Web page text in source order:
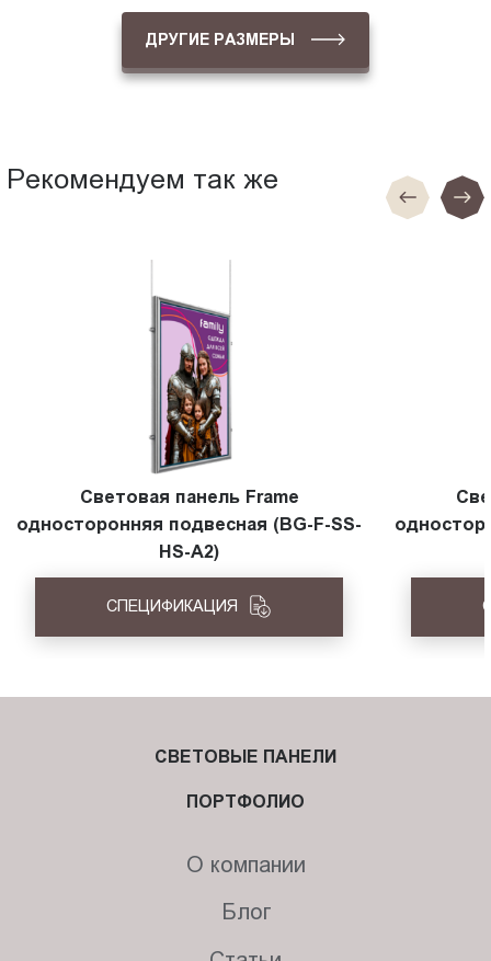
ДРУГИЕ РАЗМЕРЫ
Рекомендуем так же
Световая панель Frame
односторонняя подвесная (BG-F-SS-
HS-A2)
СПЕЦИФИКАЦИЯ
СВЕТОВЫЕ ПАНЕЛИ
ПОРТФОЛИО
О компании
Блог